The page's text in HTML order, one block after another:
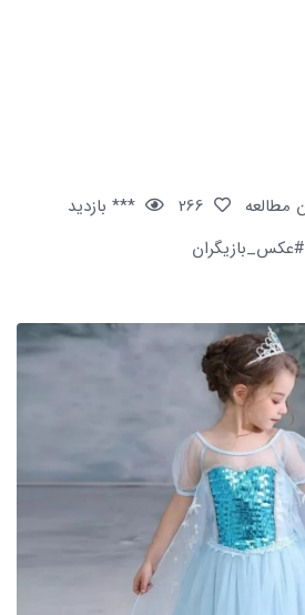
*** بازدید
#عکس_بازیگران